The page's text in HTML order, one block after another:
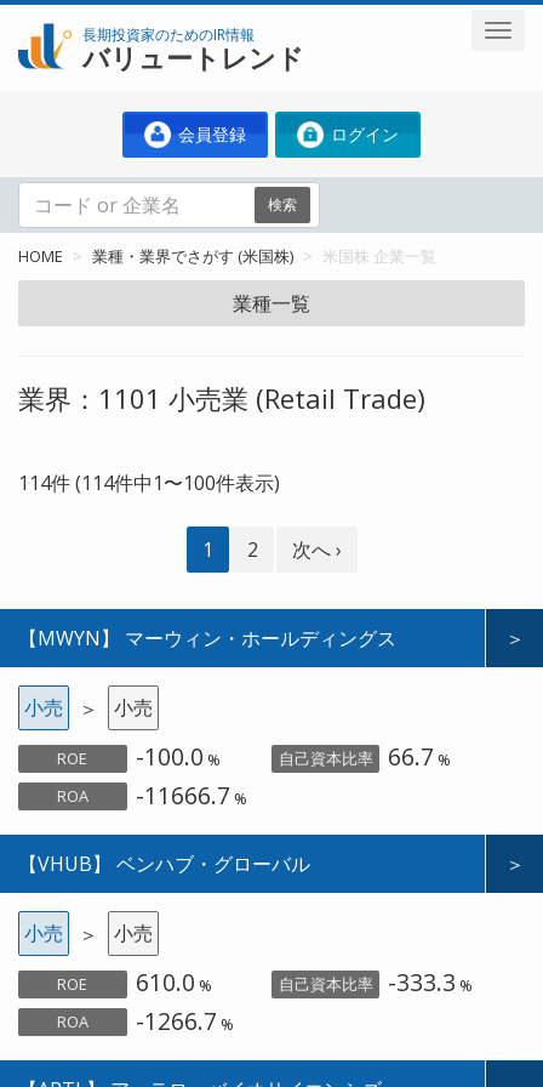
長期投資家のためのIR情報
バリュートレンド
会員登録 ログイン
検索
HOME 業種・業界でさがす (米国株) 米国株 企業一覧
業種一覧
業界：1101 小売業 (Retail Trade)
114件 (114件中1〜100件表示)
1 2 次へ ›
＞
【MWYN】 マーウィン・ホールディングス
小売 ＞ 小売
ROE -100.0 % 自己資本比率 66.7 %
ROA
-11666.7 %
＞
【VHUB】 ベンハブ・グローバル
小売 ＞ 小売
ROE 610.0 % 自己資本比率 -333.3 %
ROA
-1266.7 %